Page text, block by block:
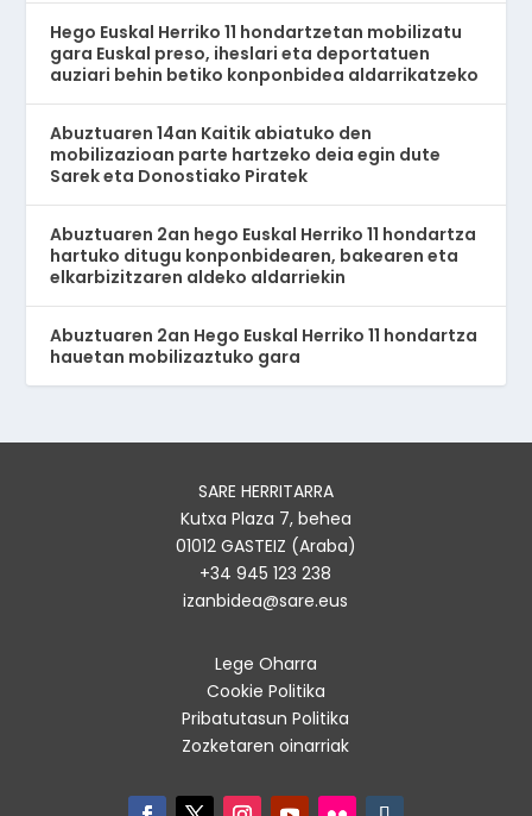
Hego Euskal Herriko 11 hondartzetan mobilizatu
gara Euskal preso, iheslari eta deportatuen
auziari behin betiko konponbidea aldarrikatzeko
Abuztuaren 14an Kaitik abiatuko den
mobilizazioan parte hartzeko deia egin dute
Sarek eta Donostiako Piratek
Abuztuaren 2an hego Euskal Herriko 11 hondartza
hartuko ditugu konponbidearen, bakearen eta
elkarbizitzaren aldeko aldarriekin
Abuztuaren 2an Hego Euskal Herriko 11 hondartza
hauetan mobilizaztuko gara
SARE HERRITARRA
Kutxa Plaza 7, behea
01012 GASTEIZ (Araba)
+34 945 123 238
izanbidea@sare.eus
Lege Oharra
Cookie Politika
Pribatutasun Politika
Zozketaren oinarriak